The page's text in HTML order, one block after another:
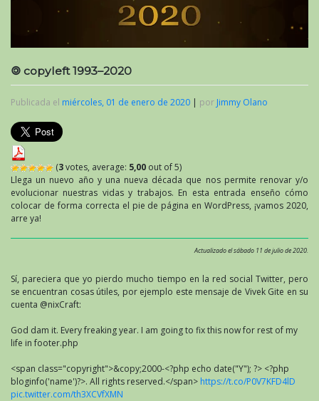
🄯 copyleft 1993–2020
Publicada el miércoles, 01 de enero de 2020 | por Jimmy Olano
(3votes, average: 5,00 out of 5)
Llega un nuevo año y una nueva década que nos permite renovar y/o
evolucionar nuestras vidas y trabajos. En esta entrada enseño cómo
colocar de forma correcta el pie de página en WordPress, ¡vamos 2020,
arre ya!
Actualizado el sábado 11 de julio de 2020.
Sí, pareciera que yo pierdo mucho tiempo en la red social Twitter, pero
se encuentran cosas útiles, por ejemplo este mensaje de Vivek Gite en su
cuenta @nixCraft:
God dam it. Every freaking year. I am going to fix this now for rest of my
life in footer.php
<span class="copyright">&copy;2000-<?php echo date("Y"); ?> <?php
bloginfo('name')?>. All rights reserved.</span> https://t.co/P0V7KFD4lD
pic.twitter.com/th3XCVfXMN